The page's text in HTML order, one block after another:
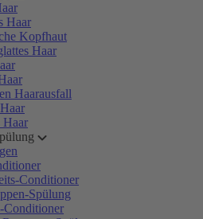
Haar
Kopfhaut
Haar
Haarausfall
Haar
Conditioner
Spülung